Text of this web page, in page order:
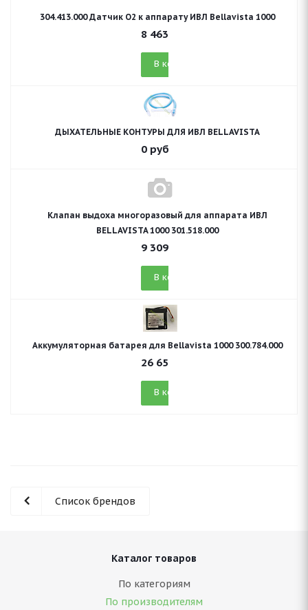
304.413.000 Датчик О2 к аппарату ИВЛ Bellavista 1000
8 463
В корзину
ДЫХАТЕЛЬНЫЕ КОНТУРЫ ДЛЯ ИВЛ BELLAVISTA
0 руб.
Клапан выдоха многоразовый для аппарата ИВЛ
BELLAVISTA 1000 301.518.000
9 309
В корзину
Аккумуляторная батарея для Bellavista 1000 300.784.000
26 659
В корзину
Список брендов
Каталог товаров
По категориям
По производителям